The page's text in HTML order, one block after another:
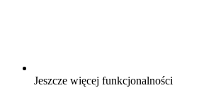
Jeszcze więcej funkcjonalności